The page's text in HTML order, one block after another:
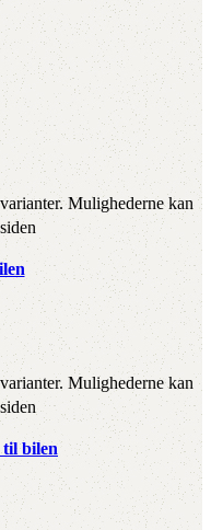
Mulighederne kan
Mulighederne kan
bilen